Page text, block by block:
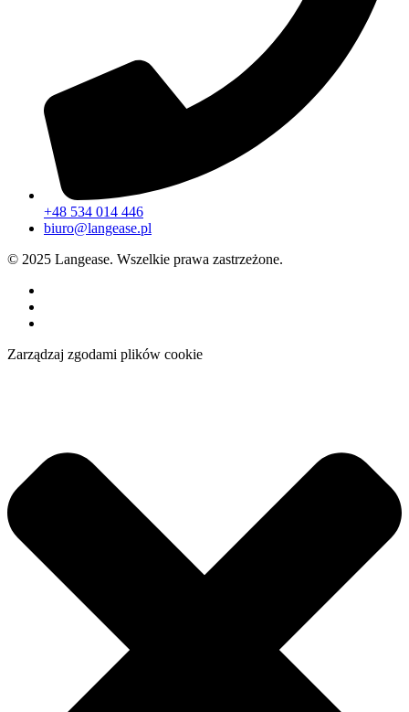
+48 534 014 446
biuro@langease.pl
© 2025 Langease. Wszelkie prawa zastrzeżone.
Zarządzaj zgodami plików cookie